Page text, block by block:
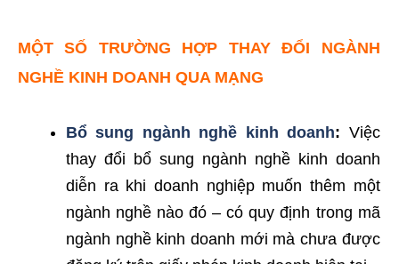
MỘT SỐ TRƯỜNG HỢP THAY ĐỔI NGÀNH
NGHỀ KINH DOANH QUA MẠNG
Bổ sung ngành nghề kinh doanh: Việc
thay đổi bổ sung ngành nghề kinh doanh
diễn ra khi doanh nghiệp muốn thêm một
ngành nghề nào đó – có quy định trong mã
ngành nghề kinh doanh mới mà chưa được